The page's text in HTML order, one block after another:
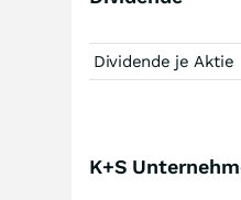
Dividende je Aktie
K+S